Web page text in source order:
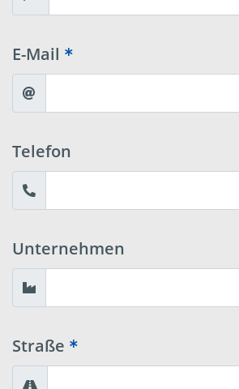
E-Mail
Telefon
Unternehmen
Straße